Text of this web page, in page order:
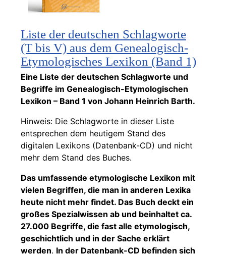
Liste der deutschen Schlagworte
(T bis V) aus dem Genealogisch-
Etymologisches Lexikon (Band 1)
Eine Liste der deutschen Schlagworte und
Begriffe im Genealogisch-Etymologischen
Lexikon – Band 1 von Johann Heinrich Barth.
Hinweis: Die Schlagworte in dieser Liste
entsprechen dem heutigem Stand des
digitalen Lexikons (Datenbank-CD) und nicht
mehr dem Stand des Buches.
Das umfassende etymologische Lexikon mit
vielen Begriffen, die man in anderen Lexika
heute nicht mehr findet. Das Buch deckt ein
großes Spezialwissen ab und beinhaltet ca.
27.000 Begriffe, die fast alle etymologisch,
geschichtlich und in der Sache erklärt
werden. In der Datenbank-CD befinden sich